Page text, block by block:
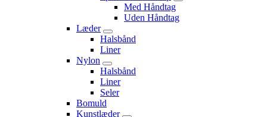
Med Håndtag
Uden Håndtag
Læder
Halsbånd
Liner
Nylon
Halsbånd
Liner
Seler
Bomuld
Kunstlæder